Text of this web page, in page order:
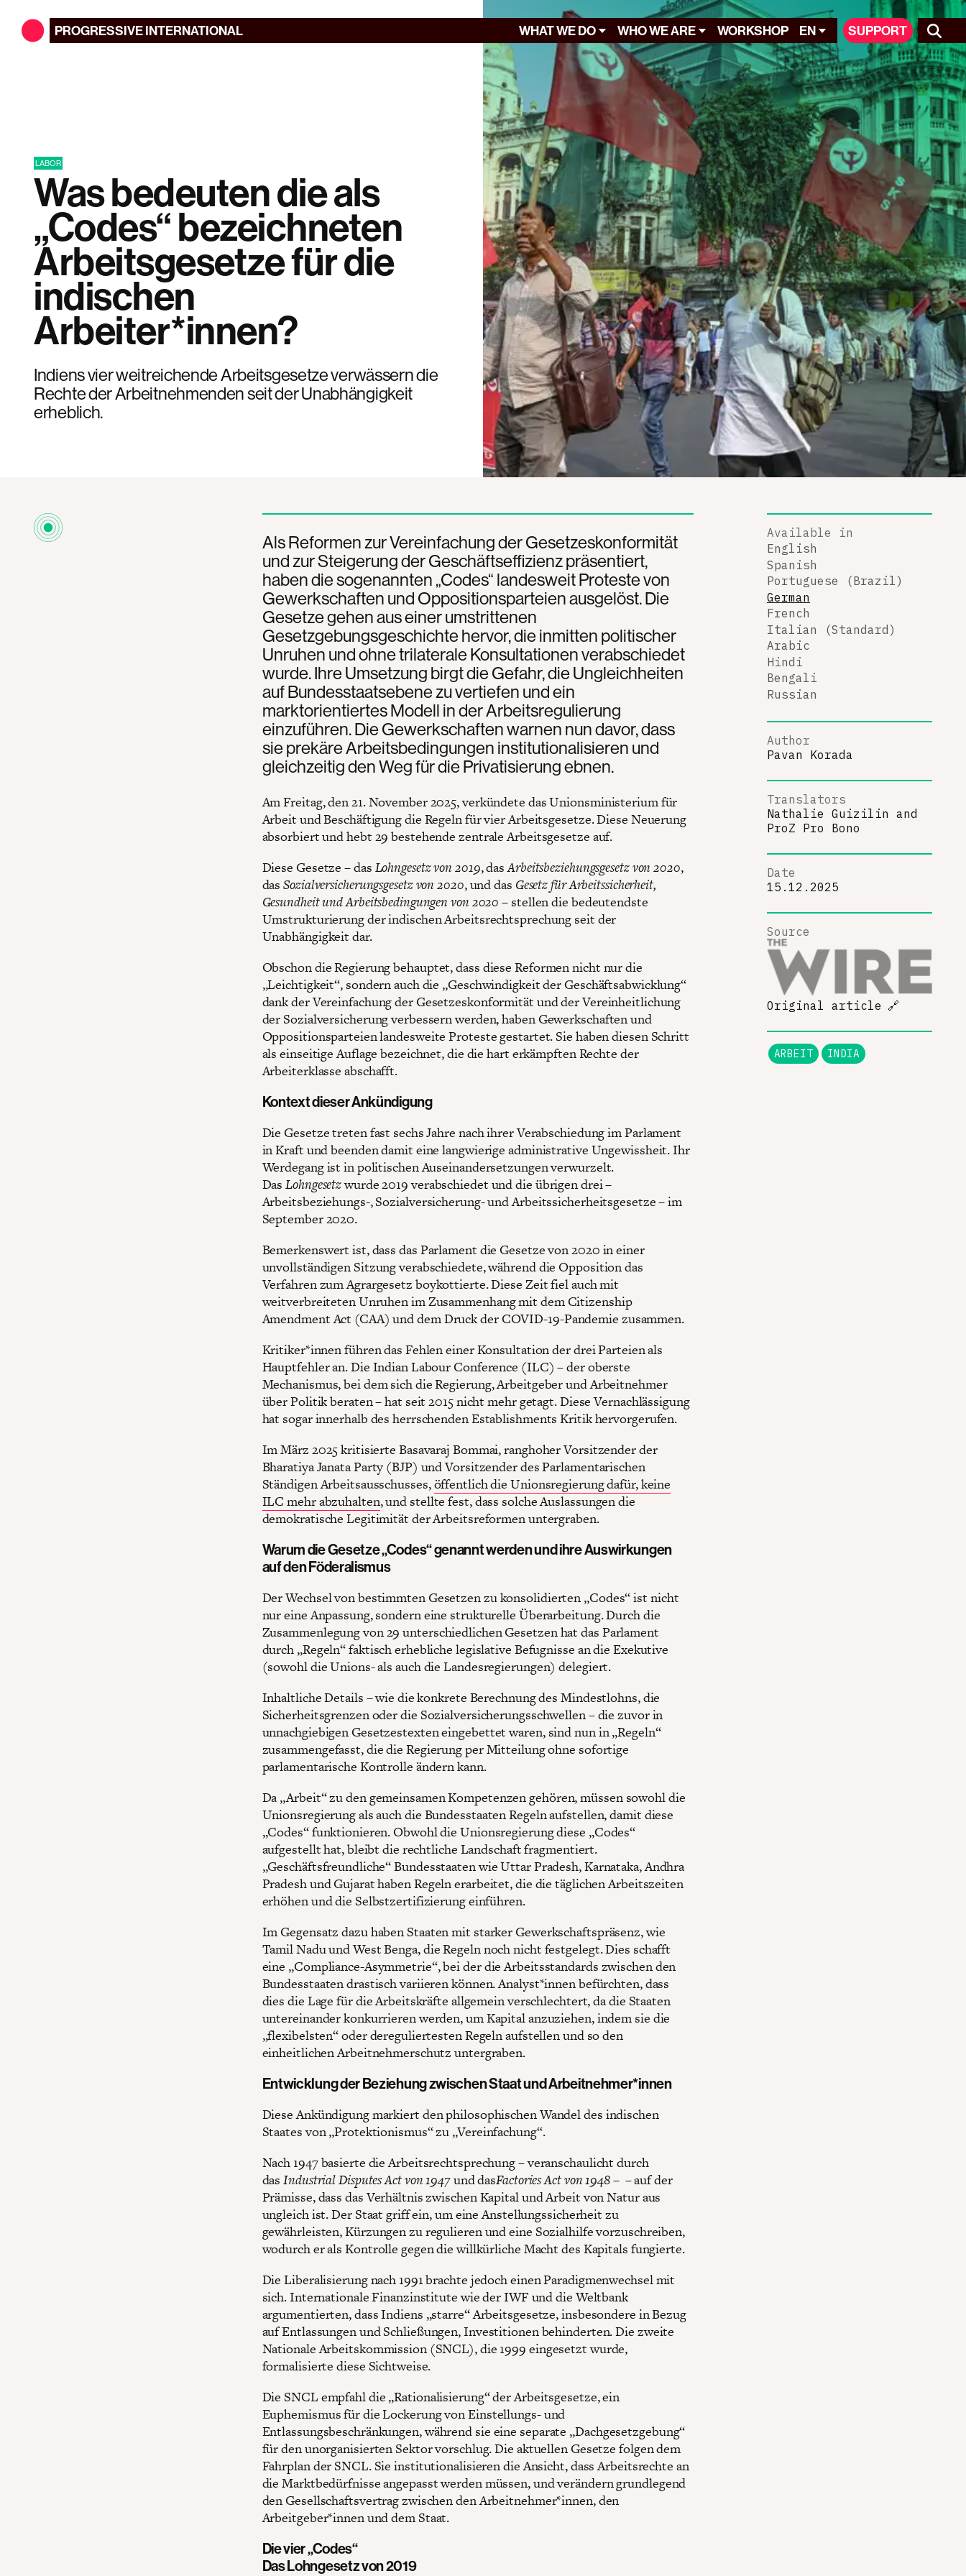
PROGRESSIVEINTERNATIONAL WHAT WE DO WHO WE ARE WORKSHOP EN SUPPORT
LABOR
Was bedeuten die als
„Codes“ bezeichneten
Arbeitsgesetze für die
indischen
Arbeiter*innen?
Indiens vier weitreichende Arbeitsgesetze verwässern die
Rechte der Arbeitnehmenden seit der Unabhängigkeit
erheblich.
Als Reformen zur Vereinfachung der Gesetzeskonformität
und zur Steigerung der Geschäftseffizienz präsentiert,
haben die sogenannten „Codes“ landesweit Proteste von
Gewerkschaften und Oppositionsparteien ausgelöst. Die
Gesetze gehen aus einer umstrittenen
Gesetzgebungsgeschichte hervor, die inmitten politischer
Unruhen und ohne trilaterale Konsultationen verabschiedet
wurde. Ihre Umsetzung birgt die Gefahr, die Ungleichheiten
auf Bundesstaatsebene zu vertiefen und ein
marktorientiertes Modell in der Arbeitsregulierung
einzuführen. Die Gewerkschaften warnen nun davor, dass
sie prekäre Arbeitsbedingungen institutionalisieren und
gleichzeitig den Weg für die Privatisierung ebnen.
Am Freitag, den 21. November 2025, verkündete das Unionsministerium für
Arbeit und Beschäftigung die Regeln für vier Arbeitsgesetze. Diese Neuerung
absorbiert und hebt 29 bestehende zentrale Arbeitsgesetze auf.
Diese Gesetze – das Lohngesetz von 2019, dasArbeitsbeziehungsgesetz von 2020,
dasSozialversicherungsgesetz von 2020, und das Gesetz für Arbeitssicherheit,
Gesundheit und Arbeitsbedingungen von 2020 – stellen die bedeutendste
Umstrukturierung der indischen Arbeitsrechtsprechung seit der
Unabhängigkeit dar.
Obschon die Regierung behauptet, dass diese Reformen nicht nur die
„Leichtigkeit“, sondern auch die „Geschwindigkeit der Geschäftsabwicklung“
dank der Vereinfachung der Gesetzeskonformität und der Vereinheitlichung
der Sozialversicherung verbessern werden, haben Gewerkschaften und
Oppositionsparteien landesweite Proteste gestartet. Sie haben diesen Schritt
als einseitige Auflage bezeichnet, die die hart erkämpften Rechte der
Arbeiterklasse abschafft.
Kontext dieser Ankündigung
Die Gesetze treten fast sechs Jahre nach ihrer Verabschiedung im Parlament
in Kraft und beenden damit eine langwierige administrative Ungewissheit. Ihr
Werdegang ist in politischen Auseinandersetzungen verwurzelt.
DasLohngesetzwurde 2019 verabschiedet und die übrigen drei –
Arbeitsbeziehungs-, Sozialversicherung- und Arbeitssicherheitsgesetze – im
September 2020.
Bemerkenswert ist, dass das Parlament die Gesetze von 2020 in einer
unvollständigen Sitzung verabschiedete, während die Opposition das
Verfahren zum Agrargesetz boykottierte. Diese Zeit fiel auch mit
weitverbreiteten Unruhen im Zusammenhang mit dem Citizenship
Amendment Act (CAA) und dem Druck der COVID-19-Pandemie zusammen.
Kritiker*innen führen das Fehlen einer Konsultation der drei Parteien als
Hauptfehler an. Die Indian Labour Conference (ILC) – der oberste
Mechanismus, bei dem sich die Regierung, Arbeitgeber und Arbeitnehmer
über Politik beraten – hat seit 2015 nicht mehr getagt. Diese Vernachlässigung
hat sogar innerhalb des herrschenden Establishments Kritik hervorgerufen.
Im März 2025 kritisierte Basavaraj Bommai, ranghoher Vorsitzender der
Bharatiya Janata Party (BJP) und Vorsitzender des Parlamentarischen
Ständigen Arbeitsausschusses,öffentlich die Unionsregierung dafür, keine
ILC mehr abzuhalten, und stellte fest, dass solche Auslassungen die
demokratische Legitimität der Arbeitsreformen untergraben.
Warum die Gesetze „Codes“ genannt werden und ihre Auswirkungen
auf den Föderalismus
Der Wechsel von bestimmten Gesetzen zu konsolidierten „Codes“ ist nicht
nur eine Anpassung, sondern eine strukturelle Überarbeitung. Durch die
Zusammenlegung von 29 unterschiedlichen Gesetzen hat das Parlament
durch „Regeln“ faktisch erhebliche legislative Befugnisse an die Exekutive
(sowohl die Unions- als auch die Landesregierungen) delegiert.
Inhaltliche Details – wie die konkrete Berechnung des Mindestlohns, die
Sicherheitsgrenzen oder die Sozialversicherungsschwellen – die zuvor in
unnachgiebigen Gesetzestexten eingebettet waren, sind nun in „Regeln“
zusammengefasst, die die Regierung per Mitteilung ohne sofortige
parlamentarische Kontrolle ändern kann.
Da „Arbeit“ zu den gemeinsamen Kompetenzen gehören, müssen sowohl die
Unionsregierung als auch die Bundesstaaten Regeln aufstellen, damit diese
„Codes“ funktionieren. Obwohl die Unionsregierung diese „Codes“
aufgestellt hat, bleibt die rechtliche Landschaft fragmentiert.
„Geschäftsfreundliche“ Bundesstaaten wie Uttar Pradesh, Karnataka, Andhra
Pradesh und Gujarat haben Regeln erarbeitet, die die täglichen Arbeitszeiten
erhöhen und die Selbstzertifizierung einführen.
Im Gegensatz dazu haben Staaten mit starker Gewerkschaftspräsenz, wie
Tamil Nadu und West Benga, die Regeln noch nicht festgelegt. Dies schafft
eine „Compliance-Asymmetrie“, bei der die Arbeitsstandards zwischen den
Bundesstaaten drastisch variieren können. Analyst*innen befürchten, dass
dies die Lage für die Arbeitskräfte allgemein verschlechtert, da die Staaten
untereinander konkurrieren werden, um Kapital anzuziehen, indem sie die
„flexibelsten“ oder dereguliertesten Regeln aufstellen und so den
einheitlichen Arbeitnehmerschutz untergraben.
Entwicklung der Beziehung zwischen Staat und Arbeitnehmer*innen
Diese Ankündigung markiert den philosophischen Wandel des indischen
Staates von „Protektionismus“ zu „Vereinfachung“.
Nach 1947 basierte die Arbeitsrechtsprechung – veranschaulicht durch
dasIndustrial Disputes Act von 1947und dasFactories Act von 1948 –– auf der
Prämisse, dass das Verhältnis zwischen Kapital und Arbeit von Natur aus
ungleich ist. Der Staat griff ein, um eine Anstellungssicherheit zu
gewährleisten, Kürzungen zu regulieren und eine Sozialhilfe vorzuschreiben,
wodurch er als Kontrolle gegen die willkürliche Macht des Kapitals fungierte.
Die Liberalisierung nach 1991 brachte jedoch einen Paradigmenwechsel mit
sich. Internationale Finanzinstitute wie der IWF und die Weltbank
argumentierten, dass Indiens „starre“ Arbeitsgesetze, insbesondere in Bezug
auf Entlassungen und Schließungen, Investitionen behinderten. Die zweite
Nationale Arbeitskommission (SNCL), die 1999 eingesetzt wurde,
formalisierte diese Sichtweise.
Die SNCL empfahl die „Rationalisierung“ der Arbeitsgesetze, ein
Euphemismus für die Lockerung von Einstellungs- und
Entlassungsbeschränkungen, während sie eine separate „Dachgesetzgebung“
für den unorganisierten Sektor vorschlug. Die aktuellen Gesetze folgen dem
Fahrplan der SNCL. Sie institutionalisieren die Ansicht, dass Arbeitsrechte an
die Marktbedürfnisse angepasst werden müssen, und verändern grundlegend
den Gesellschaftsvertrag zwischen den Arbeitnehmer*innen, den
Arbeitgeber*innen und dem Staat.
Die vier „Codes“
Das Lohngesetz von 2019
Available in
English
Spanish
Portuguese (Brazil)
German
French
Italian (Standard)
Arabic
Hindi
Bengali
Russian
Author
Pavan Korada
Translators
Nathalie Guizilin and
ProZ Pro Bono
Date
15.12.2025
Source
Original article 🔗
ARBEIT INDIA